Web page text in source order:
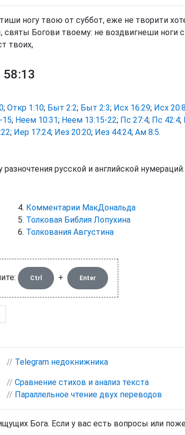
ногу твою от суббот, еже не творити
святы Богови твоему: не воздвигнеши ноги
твоих,
; Откр 1:10; Быт 2:2; Быт 2:3; Исх 16:29; Исх
15; Неем 10:31; Неем 13:15-22; Пс 27:4; Пс 42:4;
; Иер 17:24; Иез 20:20; Иез 44:24; Ам 8:5.
русской и английской
Комментарии МакДональда
Толковая Библия Лопухина
Толкования Августина
Ctrl + Enter
// Telegram недокнижника
// Сравнение стихов и анализ текста
// Параллельное чтение двух переводов
Бога. Если у вас есть вопросы или